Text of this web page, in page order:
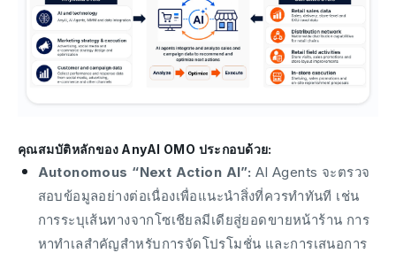
คุณสมบัติหลักของ AnyAI OMO ประกอบด้วย:
Autonomous “Next Action AI”: AI Agents จะตรวจ
สอบข้อมูลอย่างต่อเนื่องเพื่อแนะนำสิ่งที่ควรทำทันที เช่น
การระบุเส้นทางจากโซเชียลมีเดียสู่ยอดขายหน้าร้าน การ
หาทำเลสำคัญสำหรับการจัดโปรโมชั่น และการเสนอการ